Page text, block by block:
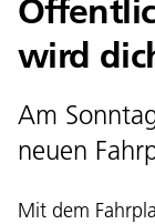
wird
Am
neuen
Mit dem